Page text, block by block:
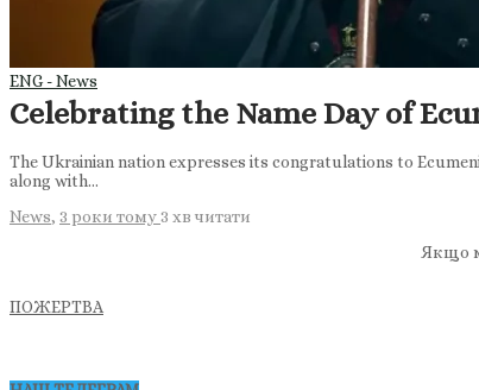
ENG - News
Celebrating the Name Day of
The Ukrainian nation expresses its congratulations to
along with…
News, 3 роки тому3 хв читати
Якщо
ПОЖЕРТВА